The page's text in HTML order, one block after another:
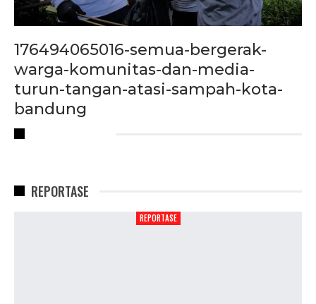
176494065016-semua-bergerak-
warga-komunitas-dan-media-
turun-tangan-atasi-sampah-kota-
bandung
REPORTASE
REPORTASE